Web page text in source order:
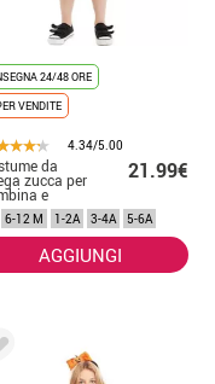
24/48 ORE
VENDITE
4.34/5.00
da
zucca per
e
21.99€
6-12 M 1-2A 3-4A 5-6A
AGGIUNGI